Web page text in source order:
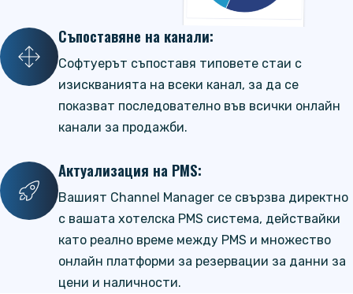
Съпоставяне на канали:
Софтуерът съпоставя типовете стаи с
изискванията на всеки канал, за да се
показват последователно във всички онлайн
канали за продажби.
Актуализация на PMS:
Вашият Channel Manager се свързва директно
с вашата хотелска PMS система, действайки
като реално време между PMS и множество
онлайн платформи за резервации за данни за
цени и наличности.